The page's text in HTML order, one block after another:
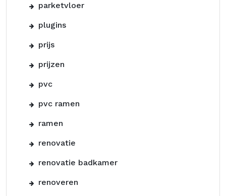
parketvloer
plugins
prijs
prijzen
pvc
pvc ramen
ramen
renovatie
renovatie badkamer
renoveren